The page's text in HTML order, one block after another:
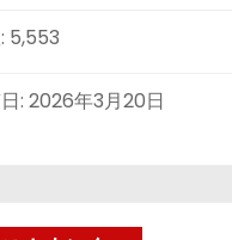
5,553
: 2026年3月20日